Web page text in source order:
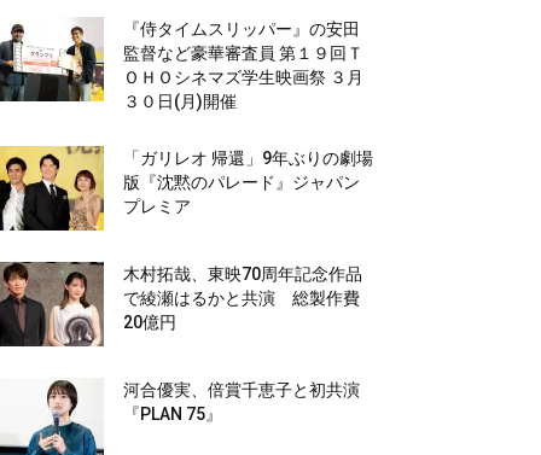
『侍タイムスリッパー』の安田
監督など豪華審査員 第１９回Ｔ
ＯＨＯシネマズ学生映画祭 ３月
３０日(月)開催
「ガリレオ 帰還」9年ぶりの劇場
版『沈黙のパレード』ジャパン
プレミア
木村拓哉、東映70周年記念作品
で綾瀬はるかと共演 総製作費
20億円
河合優実、倍賞千恵子と初共演
『PLAN 75』